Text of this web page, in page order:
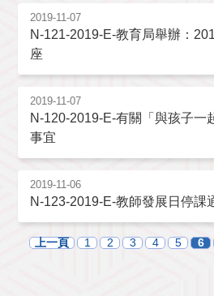
2019-11-07
N-121-2019-E-教育局舉辦：
座
2019-11-07
N-120-2019-E-有關「與孩子一
事宜
2019-11-06
N-123-2019-E-教師發展日停課
上一頁 1 2 3 4 5 6